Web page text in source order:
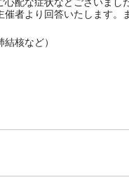
者より回答いたします。
核など）